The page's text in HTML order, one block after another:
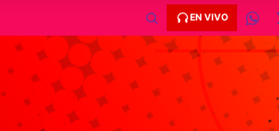
Hoy es Jueves 6 de Agosto de 2026 y son las 20:02 - -
EN VIVO